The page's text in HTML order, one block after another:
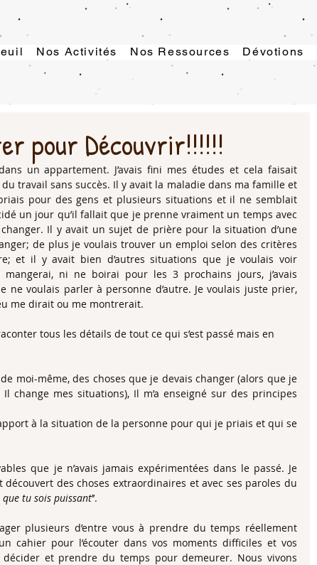
Nos Activités Nos Ressources Dévotions
pour Découvrir!!!!!!
un appartement. J’avais fini mes études et cela faisait
travail sans succès. Il y avait la maladie dans ma famille et
pour des gens et plusieurs situations et il ne semblait
un jour qu’il fallait que je prenne vraiment un temps avec
Il y avait un sujet de prière pour la situation d’une
de plus je voulais trouver un emploi selon des critères
et il y avait bien d’autres situations que je voulais voir
mangerai, ni ne boirai pour les 3 prochains jours, j’avais
ne voulais parler à personne d’autre. Je voulais juste prier,
me dirait ou me montrerait.
tous les détails de tout ce qui s’est passé mais en
change mes situations), Il m’a enseigné sur des principes
que je n’avais jamais expérimentées dans le passé. Je
des choses extraordinaires et avec ses paroles du
tu sois puissant’’.
plusieurs d’entre vous à prendre du temps réellement
cahier pour l’écouter dans vos moments difficiles et vos
et prendre du temps pour demeurer. Nous vivons